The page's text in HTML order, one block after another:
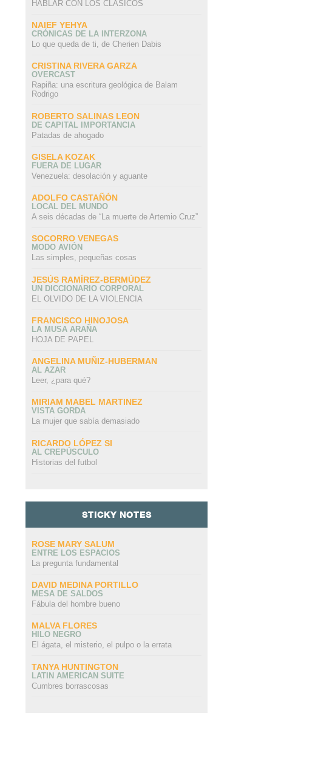
HABLAR CON LOS CLÁSICOS
NAIEF YEHYA
CRÓNICAS DE LA INTERZONA
Lo que queda de ti, de Cherien Dabis
CRISTINA RIVERA GARZA
OVERCAST
Rapiña: una escritura geológica de Balam
Rodrigo
ROBERTO SALINAS LEON
DE CAPITAL IMPORTANCIA
Patadas de ahogado
GISELA KOZAK
FUERA DE LUGAR
Venezuela: desolación y aguante
ADOLFO CASTAÑÓN
LOCAL DEL MUNDO
A seis décadas de “La muerte de Artemio Cruz”
SOCORRO VENEGAS
MODO AVIÓN
Las simples, pequeñas cosas
JESÚS RAMÍREZ-BERMÚDEZ
UN DICCIONARIO CORPORAL
EL OLVIDO DE LA VIOLENCIA
FRANCISCO HINOJOSA
LA MUSA ARAÑA
HOJA DE PAPEL
ANGELINA MUÑIZ-HUBERMAN
AL AZAR
Leer, ¿para qué?
MIRIAM MABEL MARTINEZ
VISTA GORDA
La mujer que sabía demasiado
RICARDO LÓPEZ SI
AL CREPÚSCULO
Historias del futbol
STICKY NOTES
ROSE MARY SALUM
ENTRE LOS ESPACIOS
La pregunta fundamental
DAVID MEDINA PORTILLO
MESA DE SALDOS
Fábula del hombre bueno
MALVA FLORES
HILO NEGRO
El ágata, el misterio, el pulpo o la errata
TANYA HUNTINGTON
LATIN AMERICAN SUITE
Cumbres borrascosas